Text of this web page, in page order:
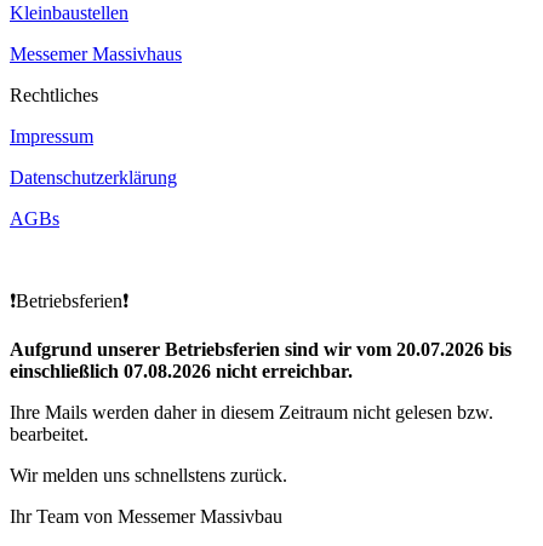
Kleinbaustellen
Messemer Massivhaus
Rechtliches
Impressum
Datenschutzerklärung
AGBs
❗Betriebsferien❗
Aufgrund unserer Betriebsferien sind wir vom 20.07.2026 bis
einschließlich 07.08.2026 nicht erreichbar.
Ihre Mails werden daher in diesem Zeitraum nicht gelesen bzw.
bearbeitet.
Wir melden uns schnellstens zurück.
Ihr Team von Messemer Massivbau